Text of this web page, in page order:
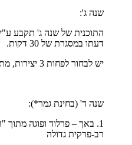
שנה ג':
התוכנית של שנה ג' תקבע
דעתו במסגרת של 30 דקות.
יש לבחור לפחות 3 יצירות, מתוכן יצירה קלאסית במלואה.
שנה ד' (בחינת גמר*):
1. באך – פרלוד ופוגה מתוך
רב-פרקית גדולה